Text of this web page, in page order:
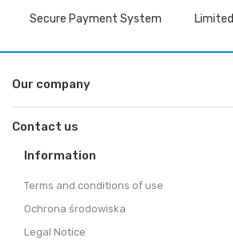
Secure Payment System
Our company
Contact us
Information
Terms and conditions of use
Ochrona środowiska
Legal Notice